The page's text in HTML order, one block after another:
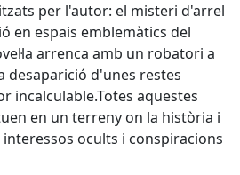
per l'autor: el misteri d'arrel
en espais emblemàtics del
arrenca amb un robatori a
desaparició d'unes restes
incalculable.Totes aquestes
en un terreny on la història i
ocults i conspiracions